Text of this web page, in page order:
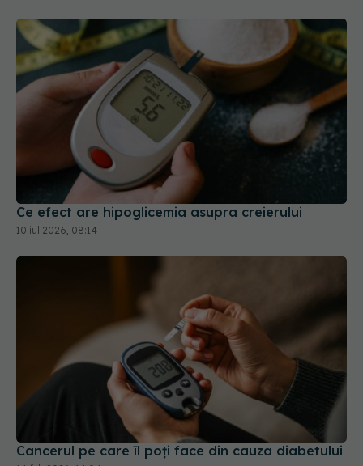
Ce efect are hipoglicemia asupra creierului
10 iul 2026, 08:14
Cancerul pe care îl poți face din cauza diabetului